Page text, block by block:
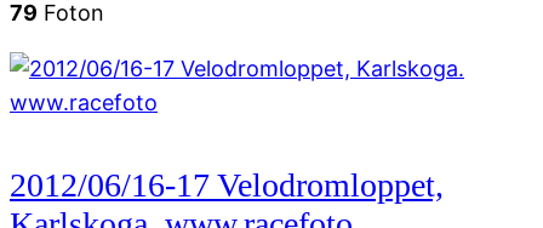
79 Foton
2012/06/16-17 Velodromloppet,